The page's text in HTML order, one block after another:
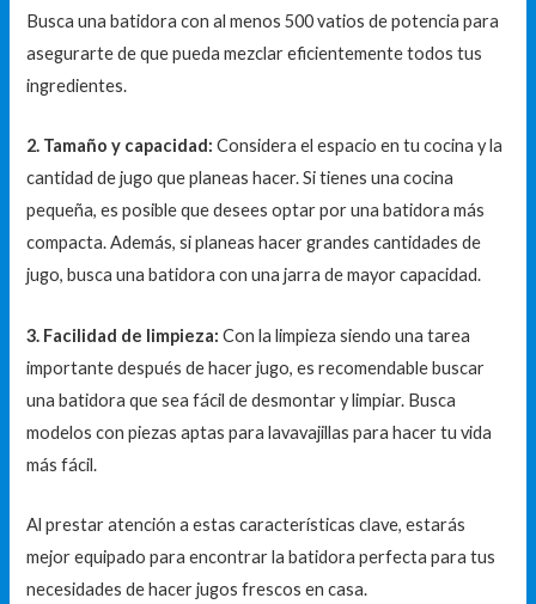
Busca una batidora con al menos 500 vatios de potencia para
asegurarte de que pueda mezclar eficientemente todos tus
ingredientes.
2. Tamaño y capacidad: Considera el espacio en tu cocina y la
cantidad de jugo que planeas hacer. Si tienes una cocina
pequeña, es posible que desees optar por una batidora más
compacta. Además, si planeas hacer grandes cantidades de
jugo, busca una batidora con una jarra de mayor capacidad.
3. Facilidad de limpieza: Con la limpieza siendo una tarea
importante después de hacer jugo, es recomendable buscar
una batidora que sea fácil de desmontar y limpiar. Busca
modelos con piezas aptas para lavavajillas para hacer tu vida
más fácil.
Al prestar atención a estas características clave, estarás
mejor equipado para encontrar la batidora perfecta para tus
necesidades de hacer jugos frescos en casa.